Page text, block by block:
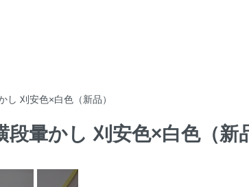
し 刈安色×白色（新品）
段暈かし 刈安色×白色（新